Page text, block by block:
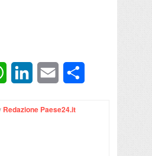
WhatsAppLinkedInEmail
Redazione Paese24.it